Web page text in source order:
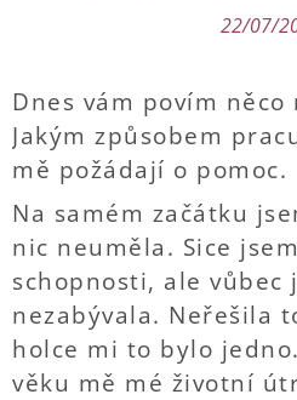
22/07/
Dnes vám povím
Jakým způsobem
mě požádají o pomoc.
Na samém začátku
nic neuměla. Sice
schopnosti, ale vůbec
nezabývala. Neřešila
holce mi to bylo
věku mě mé životní